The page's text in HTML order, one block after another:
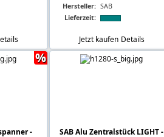
Hersteller: SAB
Lieferzeit:
Jetzt kaufen Details
-
%
SAB Alu Zentralstück LIGHT -